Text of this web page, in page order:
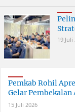
19 Juli
Pemkab Rohil
Gelar Pembekalan
15 Juli 2026